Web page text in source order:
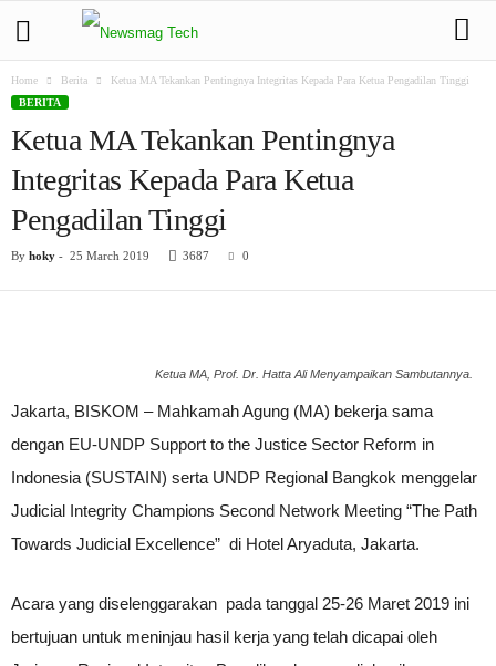
Home Berita
Ketua MA Tekankan Pentingnya Integritas Kepada Para Ketua Pengadilan Tinggi
BERITA
Ketua MA Tekankan Pentingnya
Integritas Kepada Para Ketua
Pengadilan Tinggi
By hoky - 25 March 2019 3687 0
Ketua MA, Prof. Dr. Hatta Ali Menyampaikan Sambutannya.
Jakarta, BISKOM – Mahkamah Agung (MA) bekerja sama
dengan EU-UNDP Support to the Justice Sector Reform in
Indonesia (SUSTAIN) serta UNDP Regional Bangkok menggelar
Judicial Integrity Champions Second Network Meeting “The Path
Towards Judicial Excellence” di Hotel Aryaduta, Jakarta.
Acara yang diselenggarakan pada tanggal 25-26 Maret 2019 ini
bertujuan untuk meninjau hasil kerja yang telah dicapai oleh